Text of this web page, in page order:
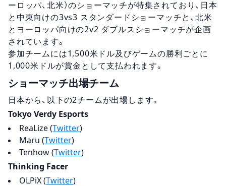
ーロッパ、北米）のショーマッチが特集されており、日本
と中東向けの3vs3 スタンダードショーマッチと、北米
とヨーロッパ向けの2v2 ダブルスショーマッチが企画
されています。
参加チームには1,500米ドル及びゲームの勝利ごとに
1,000米ドルが賞金として支払われます。
ショーマッチ出場チーム
日本から、以下の2チームが出場します。
Tokyo Verdy Esports
ReaLize (Twitter)
Maru (Twitter)
Tenhow (Twitter)
Thinking Facer
OLPiX (Twitter)